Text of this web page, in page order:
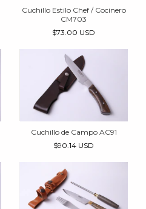
Cuchillo Estilo Chef / Cocinero
CM703
$73.00 USD
Cuchillo de Campo AC91
$90.14 USD